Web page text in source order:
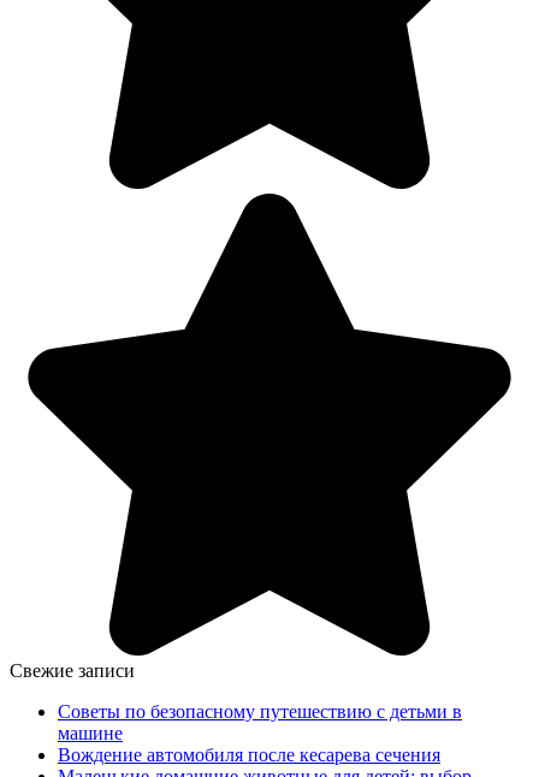
Свежие записи
Советы по безопасному путешествию с детьми в
машине
Вождение автомобиля после кесарева сечения